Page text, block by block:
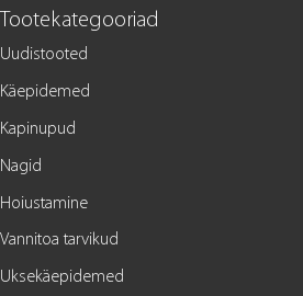
Tootekategooriad
Uudistooted
Käepidemed
Kapinupud
Nagid
Hoiustamine
Vannitoa tarvikud
Uksekäepidemed